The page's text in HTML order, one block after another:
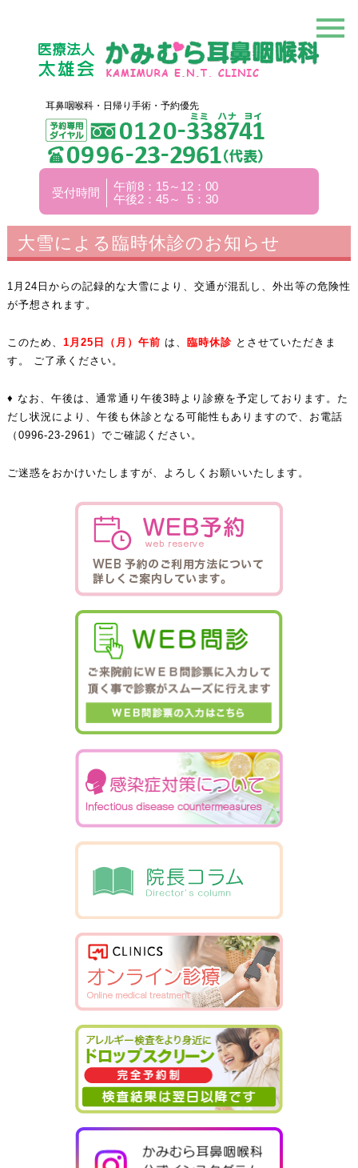
耳鼻咽喉科・日帰り手術・予約優先
受付時間
午前8：15～12：00
午後2：45～ 5：30
大雪による臨時休診のお知らせ
1月24日からの記録的な大雪により、交通が混乱し、外出等の危険性
が予想されます。
このため、 1月25 日（月）午前 は、 臨時休診 とさせていただきま
す。 ご了承ください。
♦ なお、午後は、通常通り午後3時より診療を予定しております。た
だし状況により、午後も休診となる可能性もありますので、お電話
（0996-23-2961）でご確認ください。
ご迷惑をおかけいたしますが、よろしくお願いいたします。